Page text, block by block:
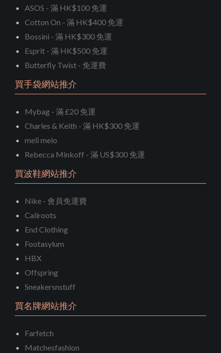
ASOS - 滿 HK$100 免運
Cotton On - 滿 HK$400 免運
Bossini - 滿 HK$300 免運
Esprit - 滿 HK$500 免運
Butterfly Twist - 免運費
買手袋網站推介
Mybag - 滿 £20 免運
Charles & Keith - 滿 HK$300 免運
meli melo
Rebecca Minkoff - 滿 US$300 免運
買波鞋網站推介
Nike - 會員免運費
Caliroots
End Clothing
Footasylum
HBX
Offspring
Sneakersnstuff
買名牌網站推介
Farfetch
Matchesfashion